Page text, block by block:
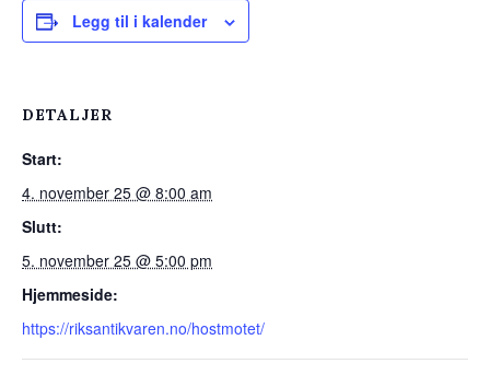
Legg til i kalender
DETALJER
Start:
4. november 25 @ 8:00 am
Slutt:
5. november 25 @ 5:00 pm
Hjemmeside:
https://riksantikvaren.no/hostmotet/